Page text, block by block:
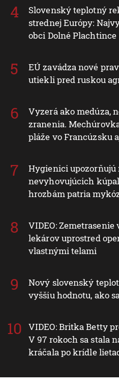
Slovenský teplotný
strednej Európy:
obci Dolné Plachtince
EÚ zavádza nové
utiekli pred ruskou
Vyzerá ako medúza,
zranenia.
pláže vo Francúzsku
Hygienici upozorňujú
nevyhovujúcich
hrozbám patria
VIDEO:
lekárov uprostred
vlastnými telami
Nový slovenský
vyššiu hodnotu, ako
VIDEO: Britka Betty
V 97 rokoch sa stala
kráčala po krídle